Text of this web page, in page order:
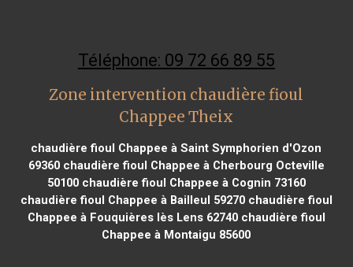
Téléphone: 09 72 66 89 55
Zone intervention chaudière fioul
Chappee Theix
chaudière fioul Chappee à Saint Symphorien d'Ozon
69360chaudière fioul Chappee à Cherbourg Octeville
50100chaudière fioul Chappee à Cognin 73160
chaudière fioul Chappee à Bailleul 59270chaudière fioul
Chappee à Fouquières lès Lens 62740chaudière fioul
Chappee à Montaigu 85600